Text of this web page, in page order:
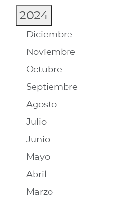
2024
Diciembre
Noviembre
Octubre
Septiembre
Agosto
Julio
Junio
Mayo
Abril
Marzo